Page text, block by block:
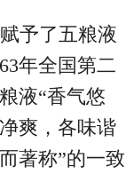
予了五粮液
年全国第二
液“香气悠
爽，各味谐
著称”的一致